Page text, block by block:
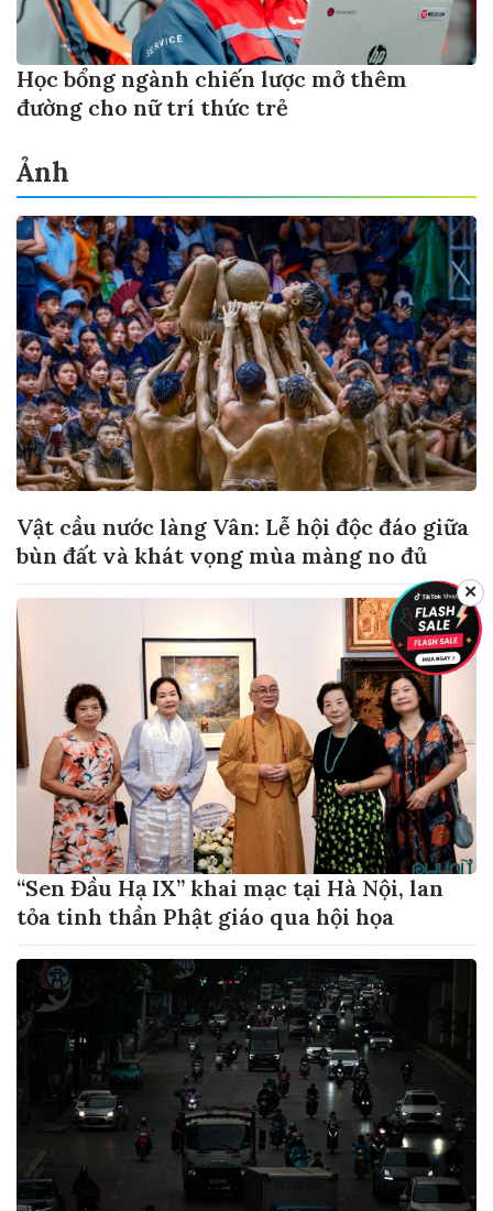
Học bổng ngành chiến lược mở thêm
đường cho nữ trí thức trẻ
Ảnh
Vật cầu nước làng Vân: Lễ hội độc đáo giữa
bùn đất và khát vọng mùa màng no đủ
“Sen Đầu Hạ IX” khai mạc tại Hà Nội, lan
tỏa tinh thần Phật giáo qua hội họa
✕